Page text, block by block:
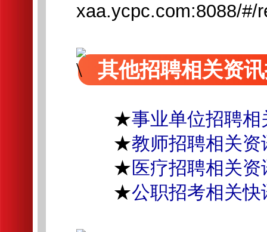
xaa.ycpc.com:8088/#/
其他招聘相关资
★事业单位招聘相
★教师招聘相关资
★医疗招聘相关资
★公职招考相关快